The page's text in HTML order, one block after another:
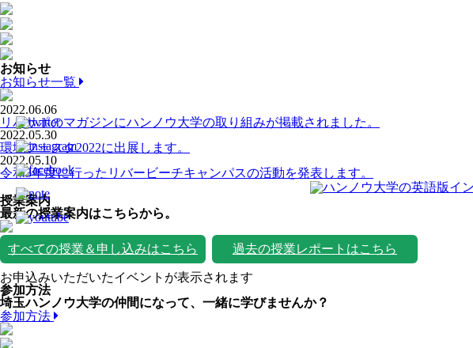
お知らせ
お知らせ一覧
2022.06.06
リバサポのマガジンにハンノウ大学の取り組みが掲載されました。
2022.05.30
環境フェスタ2022に出展します。
2022.05.10
令和3年度に行ったリバービーチキャンパスの活動を発表します。
授業案内
最新の授業案内はこちらから。
すべての授業＆申し込みはこちら 過去の授業レポートはこちら
お申込みいただいたイベントが表示されます
参加方法
埼玉ハンノウ大学の仲間になって、一緒に学びませんか？
参加方法